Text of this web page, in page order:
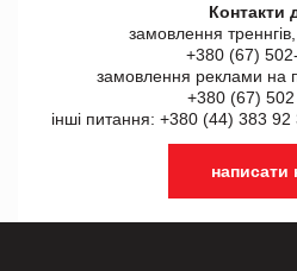
Контакти
замовлення
+380 (67)
замовлення реклами на
+380 (67) 502
інші питання: +380 (44) 383
написати